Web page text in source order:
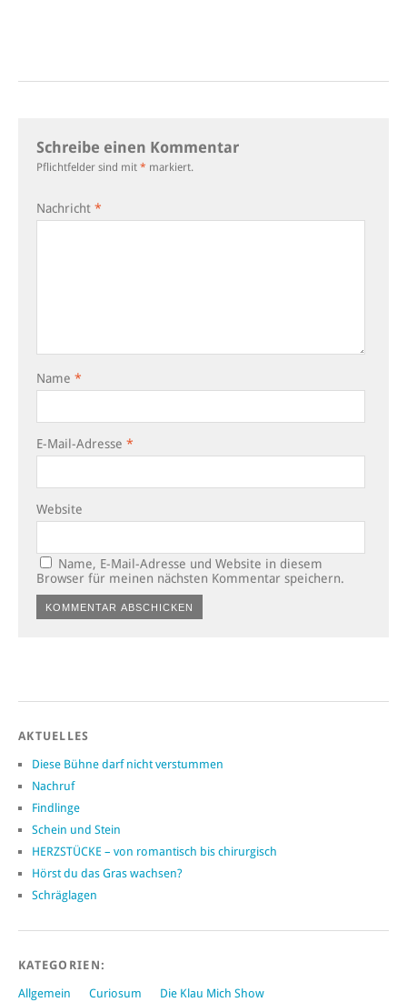
Schreibe einen Kommentar
Pflichtfelder sind mit * markiert.
Nachricht *
Name *
E-Mail-Adresse *
Website
Name, E-Mail-Adresse und Website in diesem
Browser für meinen nächsten Kommentar speichern.
AKTUELLES
Diese Bühne darf nicht verstummen
Nachruf
Findlinge
Schein und Stein
HERZSTÜCKE – von romantisch bis chirurgisch
Hörst du das Gras wachsen?
Schräglagen
KATEGORIEN:
Allgemein Curiosum
Die Klau Mich Show